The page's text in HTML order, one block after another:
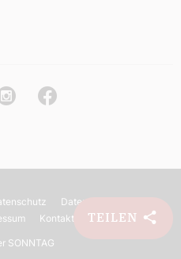
TEILEN
Facebook
Datenschutz
Kontakt Barrierefreiheit
SONNTAG